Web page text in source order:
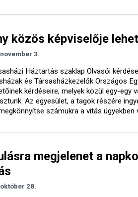
közös képviselője
3.
Háztartás szaklap Olvasói
és Társasházkezelők Országos
kérdéseire, melyek közül egy-egy
Az egyesület, a tagok részére
számukra a vitás ügyekben
megjelenet a
28.